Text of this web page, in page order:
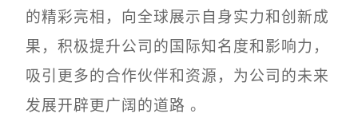
的精彩亮相，向全球展示自身实力和创新成
果，积极提升公司的国际知名度和影响力，
吸引更多的合作伙伴和资源，为公司的未来
发展开辟更广阔的道路 。